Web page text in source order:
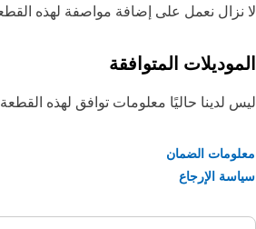
نعمل على إضافة مواصفة لهذه القطعة.
المتوافقة
لدينا حاليًا معلومات توافق لهذه القطعة.
الضمان
الإرجاع